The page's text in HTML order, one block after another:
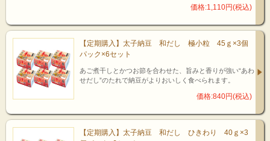
価格:1,110円(税込)
【定期購入】太子納豆 和だし 極小粒 45ｇ×3個
パック×6セット
あご煮干しとかつお節を合わせた、旨みと香りが強い“あわ
せだし”のたれで納豆がよりおいしく食べられます。
価格:840円(税込)
【定期購入】太子納豆 和だし ひきわり 40ｇ×3